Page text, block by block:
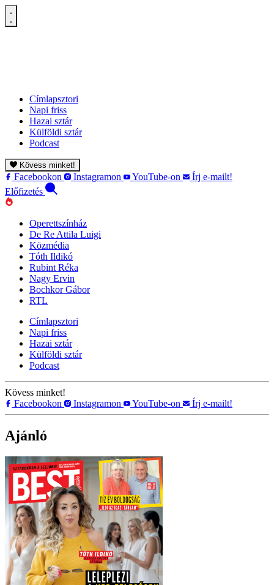
Címlapsztori
Napi friss
Hazai sztár
Külföldi sztár
Podcast
Kövess minket!
Facebookon Instagramon YouTube-on
Írj e-mailt!
Előfizetés
Operettszínház
De Re Attila Luigi
Közmédia
Tóth Ildikó
Rubint Réka
Nagy Ervin
Bochkor Gábor
RTL
Címlapsztori
Napi friss
Hazai sztár
Külföldi sztár
Podcast
Kövess minket!
Facebookon
Instagramon YouTube-on Írj e-mailt!
Ajánló